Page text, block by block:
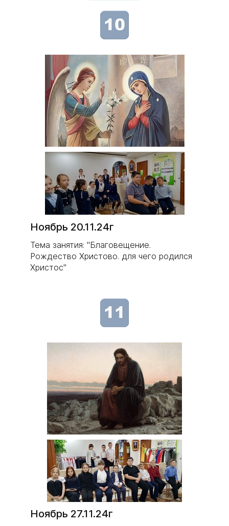
Ноябрь 20.11.24г
Тема занятия: "Благовещение.
Рождество Христово. для чего родился
Христос"
Ноябрь 27.11.24г